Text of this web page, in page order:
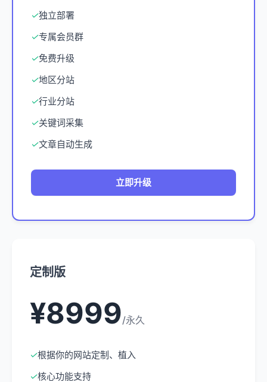
✓独立部署
✓专属会员群
✓免费升级
✓地区分站
✓行业分站
✓关键词采集
✓文章自动生成
立即升级
定制版
¥8999/永久
✓根据你的网站定制、植入
✓核心功能支持